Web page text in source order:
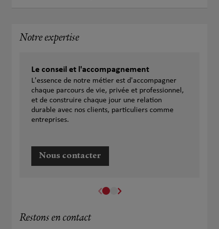
Notre expertise
Le conseil et l'accompagnement
L'essence de notre métier est d'accompagner
chaque parcours de vie, privée et professionnel,
et de construire chaque jour une relation
durable avec nos clients, particuliers comme
entreprises.
Nous contacter
Restons en contact